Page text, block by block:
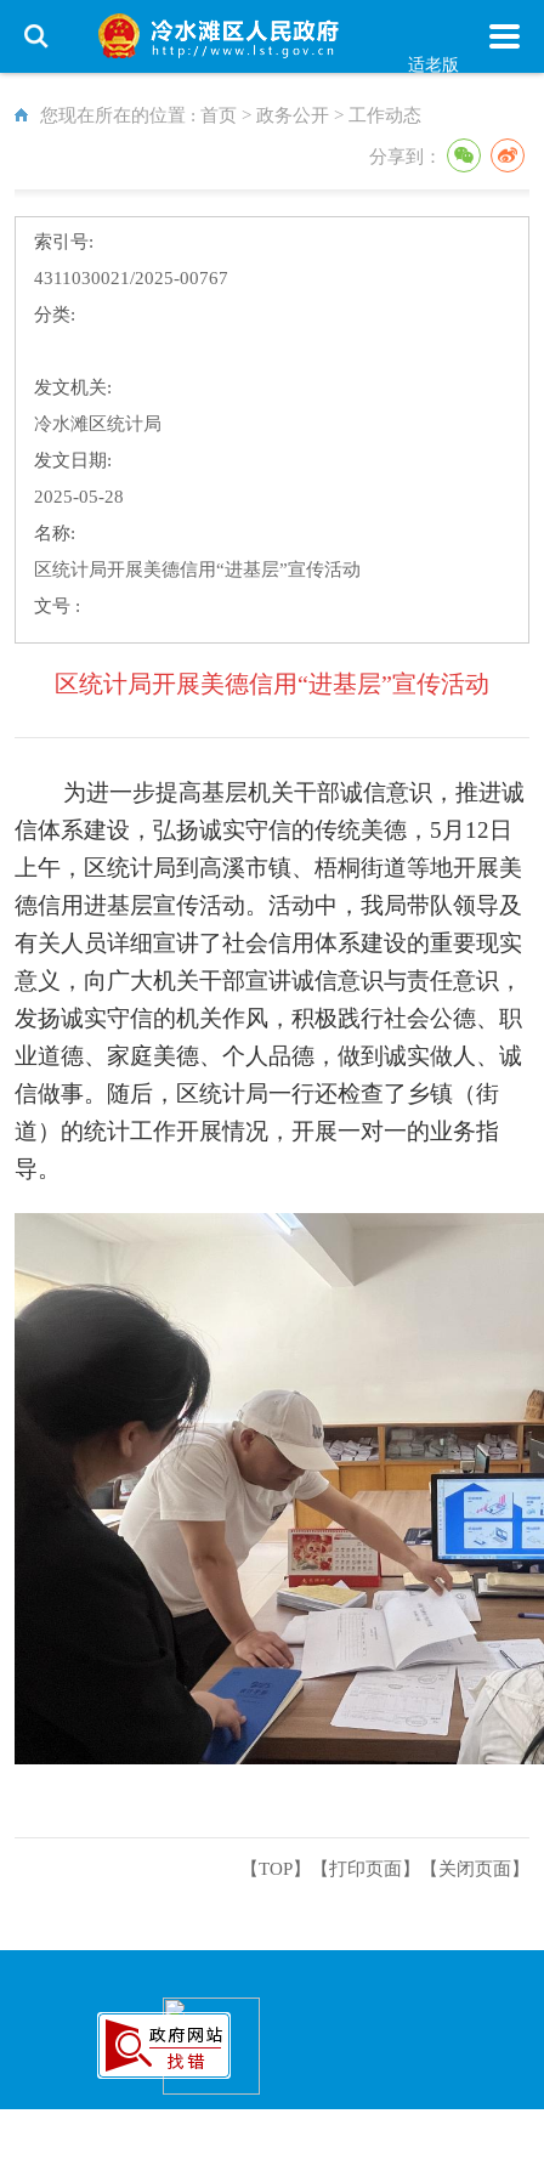
适老版
您现在所在的位置 : 首页 > 政务公开 > 工作动态
分享到：
索引号:
4311030021/2025-00767
分类:
发文机关:
冷水滩区统计局
发文日期:
2025-05-28
名称:
区统计局开展美德信用“进基层”宣传活动
文号 :
区统计局开展美德信用“进基层”宣传活动
为进一步提高基层机关干部诚信意识，推进诚
信体系建设，弘扬诚实守信的传统美德， 5 月 1 2 日
上午， 区统计局到 高溪市镇、梧桐街道等地开展美
德信用进基层宣传活动。活动中， 我局带队领导及
有关人员详细宣讲了社会信用体系建设的重要现实
意义， 向 广大机关干部宣讲诚信意识与责任意识，
发扬诚实守信的机关作风，积极践行社会公德、职
业道德、家庭美德、个人品德，做到诚实做人、诚
信做事。随后， 区统计局一行还检查了乡镇（街
道）的统计工作开展情况 ， 开展一对一的业务指
导。
【TOP】 【打印页面 】【 关闭页面 】